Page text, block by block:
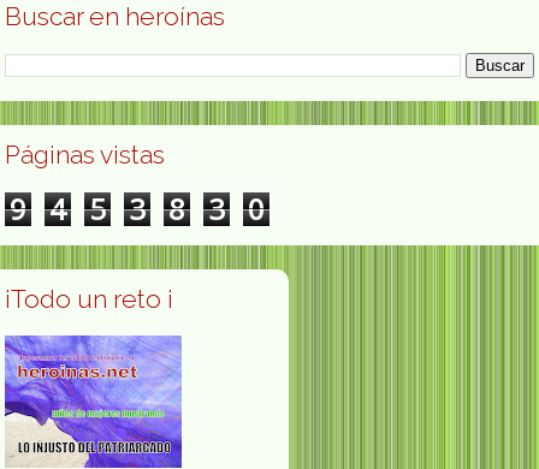
Buscar en heroínas
Páginas vistas
9 4 5 3 8 3 0
¡Todo un reto ¡